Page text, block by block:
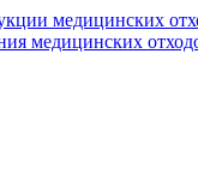
медицинских
медицинских